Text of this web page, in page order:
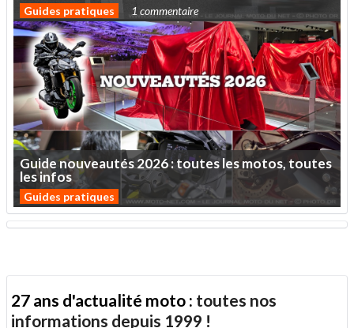
Guides pratiques 1 commentaire
Guidenouveautés2026:touteslesmotos,toutes
lesinfos
Guides pratiques
27 ans d'actualité moto : toutes nos
informations depuis 1999 !